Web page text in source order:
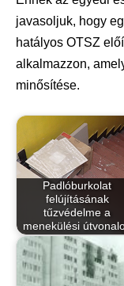
javasoljuk, hogy
hatályos OTSZ
alkalmazzon,
minősítése.
Padlóburkolat
felújításának
tűzvédelme a
menekülési